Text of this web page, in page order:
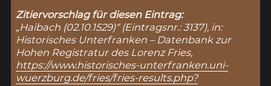
Zitiervorschlag für diesen Eintrag:
„Haibach (02.10.1529)“ (Eintragsnr.: 3137), in:
Historisches Unterfranken – Datenbank zur
Hohen Registratur des Lorenz Fries,
https://www.historisches-unterfranken.uni-
wuerzburg.de/fries/fries-results.php?